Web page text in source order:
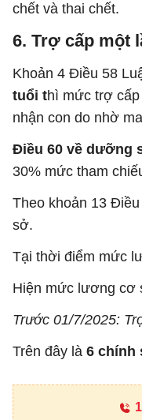
chết và thai chết.
6. Trợ cấp một
Khoản 4 Điều 58
tuổi thì mức trợ
nhận con do nhờ
Điều 60 về dưỡng
30% mức tham
Theo khoản 13
sở.
Tại thời điểm mức
Hiện mức lương cơ
Trước 01/7/2025:
Trên đây là 6 chính